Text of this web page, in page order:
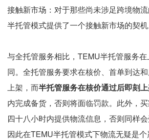
接触新市场：对于那些尚未涉足跨境物流
半托管模式提供了一个接触新市场的契机
与全托管服务相比，TEMU半托管服务
同。全托管服务要求在核价、首单到达
上架，而半托管服务在核价通过后即刻
内完成备货，否则将面临罚款。此外，
四十八小时内提供物流信息，否则同样会
因此在TEMU半托管模式下物流无疑是